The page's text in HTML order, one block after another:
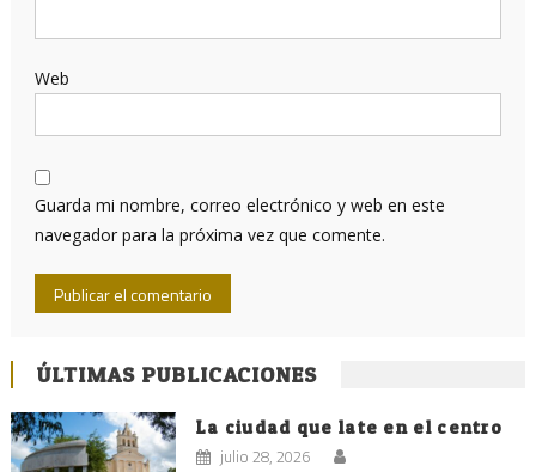
Web
Guarda mi nombre, correo electrónico y web en este
navegador para la próxima vez que comente.
ÚLTIMAS PUBLICACIONES
La ciudad que late en el centro
julio 28, 2026